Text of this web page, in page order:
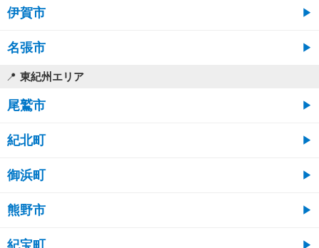
伊賀市
名張市
東紀州エリア
尾鷲市
紀北町
御浜町
熊野市
紀宝町